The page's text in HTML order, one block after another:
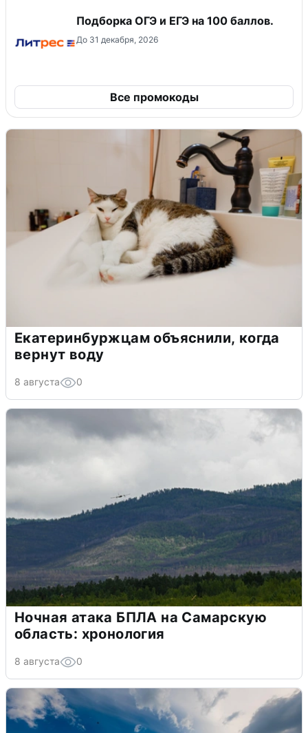
Подборка ОГЭ и ЕГЭ на 100 баллов.
До 31 декабря, 2026
Все промокоды
Екатеринбуржцам объяснили, когда
вернут воду
8 августа 0
Ночная атака БПЛА на Самарскую
область: хронология
8 августа 0